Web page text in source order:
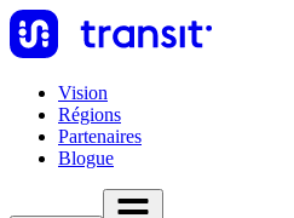
Vision
Régions
Partenaires
Blogue